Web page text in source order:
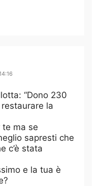
“Dono 230
la
te ma se
sapresti che
c’è stata
e la tua è